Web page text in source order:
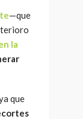
—que
la
que